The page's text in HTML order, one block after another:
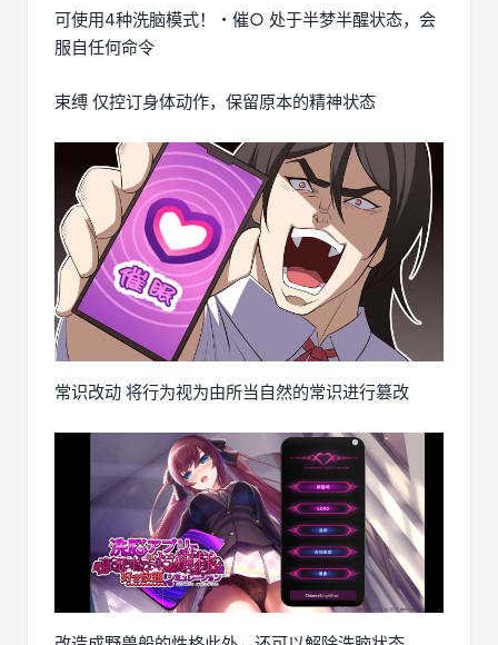
可使用4种洗脑模式！・催○ 处于半梦半醒状态，会
服自任何命令
束缚 仅控订身体动作，保留原本的精神状态
常识改动 将行为视为由所当自然的常识进行篡改